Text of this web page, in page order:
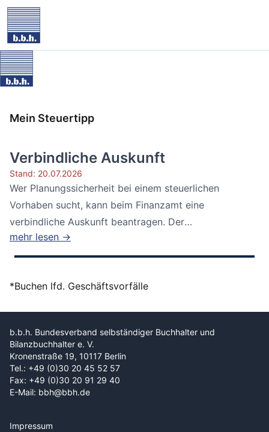
Mein Steuertipp
Verbindliche Auskunft
Stand: 20.07.2026
Wer Planungssicherheit bei einem steuerlichen
Vorhaben sucht, kann beim Finanzamt eine
verbindliche Auskunft beantragen. Der
Bundesfinanzhof...
mehr lesen →
*Buchen lfd. Geschäftsvorfälle
b.b.h. Bundesverband selbständiger Buchhalter und
Bilanzbuchhalter e. V.
Kronenstraße 19, 10117 Berlin
Tel.: +49 (0)30 20 45 52 57
Fax: +49 (0)30 20 91 29 40
E-Mail: bbh@bbh.de
Impressum